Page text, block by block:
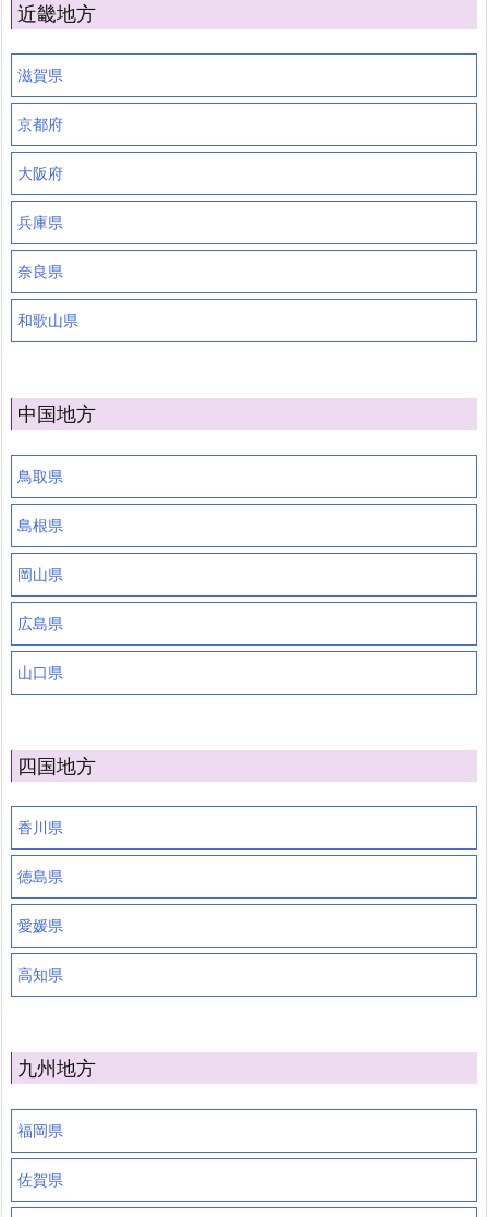
近畿地方
滋賀県
京都府
大阪府
兵庫県
奈良県
和歌山県
中国地方
鳥取県
島根県
岡山県
広島県
山口県
四国地方
香川県
徳島県
愛媛県
高知県
九州地方
福岡県
佐賀県